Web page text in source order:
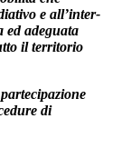
e all’inter-
ed adeguata
il territorio
di